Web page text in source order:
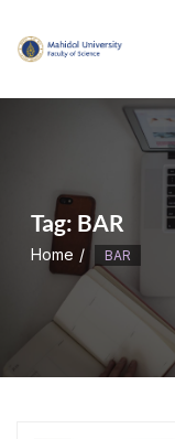
content
Tag: BAR
Home BAR